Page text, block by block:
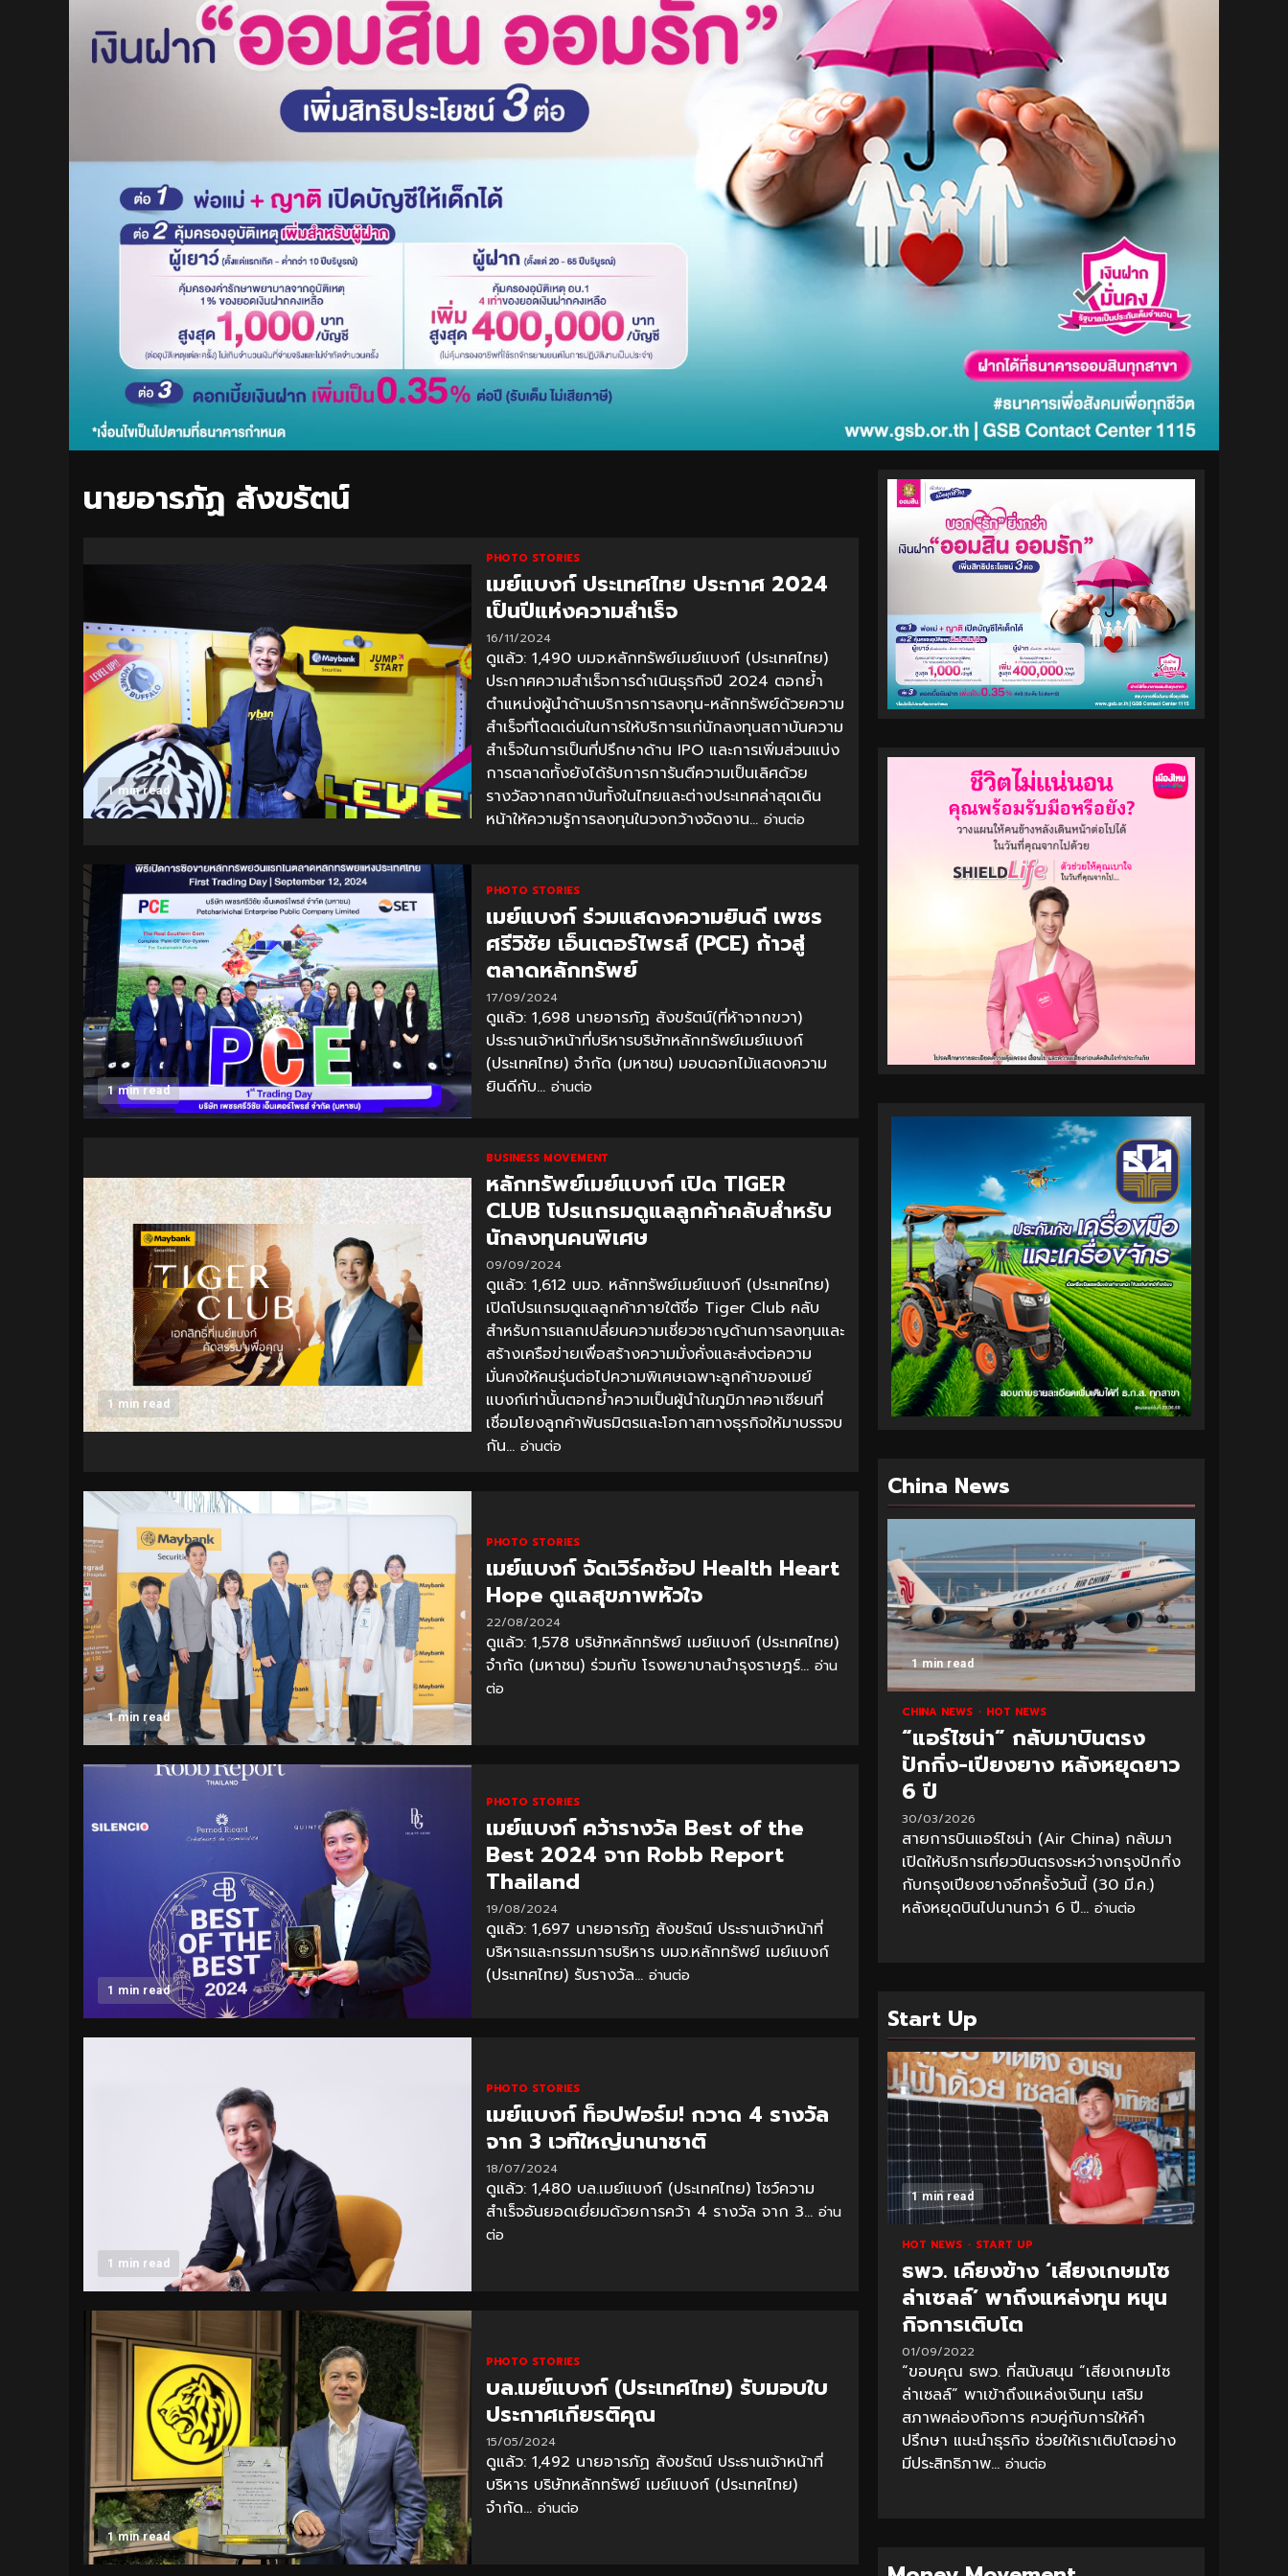
นายอารภัฏ สังขรัตน์
1 min read
PHOTO STORIES
เมย์แบงก์ ประเทศไทย ประกาศ 2024
เป็นปีแห่งความสำเร็จ
16/11/2024
ดูแล้ว: 1,490 บมจ.หลักทรัพย์เมย์แบงก์ (ประเทศไทย)
ประกาศความสำเร็จการดำเนินธุรกิจปี 2024 ตอกย้ำ
ตำแหน่งผู้นำด้านบริการการลงทุน-หลักทรัพย์ด้วยความ
สำเร็จที่โดดเด่นในการให้บริการแก่นักลงทุนสถาบันความ
สำเร็จในการเป็นที่ปรึกษาด้าน IPO และการเพิ่มส่วนแบ่ง
การตลาดทั้งยังได้รับการการันตีความเป็นเลิศด้วย
รางวัลจากสถาบันทั้งในไทยและต่างประเทศล่าสุดเดิน
หน้าให้ความรู้การลงทุนในวงกว้างจัดงาน... อ่านต่อ
1 min read
PHOTO STORIES
เมย์แบงก์ ร่วมแสดงความยินดี เพชร
ศรีวิชัย เอ็นเตอร์ไพรส์ (PCE) ก้าวสู่
ตลาดหลักทรัพย์
17/09/2024
ดูแล้ว: 1,698 นายอารภัฏ สังขรัตน์(ที่ห้าจากขวา)
ประธานเจ้าหน้าที่บริหารบริษัทหลักทรัพย์เมย์แบงก์
(ประเทศไทย) จำกัด (มหาชน) มอบดอกไม้แสดงความ
ยินดีกับ... อ่านต่อ
1 min read
BUSINESS MOVEMENT
หลักทรัพย์เมย์แบงก์ เปิด TIGER
CLUB โปรแกรมดูแลลูกค้าคลับสำหรับ
นักลงทุนคนพิเศษ
09/09/2024
ดูแล้ว: 1,612 บมจ. หลักทรัพย์เมย์แบงก์ (ประเทศไทย)
เปิดโปรแกรมดูแลลูกค้าภายใต้ชื่อ Tiger Club คลับ
สำหรับการแลกเปลี่ยนความเชี่ยวชาญด้านการลงทุนและ
สร้างเครือข่ายเพื่อสร้างความมั่งคั่งและส่งต่อความ
มั่นคงให้คนรุ่นต่อไปความพิเศษเฉพาะลูกค้าของเมย์
แบงก์เท่านั้นตอกย้ำความเป็นผู้นำในภูมิภาคอาเซียนที่
เชื่อมโยงลูกค้าพันธมิตรและโอกาสทางธุรกิจให้มาบรรจบ
กัน... อ่านต่อ
1 min read
PHOTO STORIES
เมย์แบงก์ จัดเวิร์คช้อป Health Heart
Hope ดูแลสุขภาพหัวใจ
22/08/2024
ดูแล้ว: 1,578 บริษัทหลักทรัพย์ เมย์แบงก์ (ประเทศไทย)
จํากัด (มหาชน) ร่วมกับ โรงพยาบาลบำรุงราษฎร์... อ่าน
ต่อ
1 min read
PHOTO STORIES
เมย์แบงก์ คว้ารางวัล Best of the
Best 2024 จาก Robb Report
Thailand
19/08/2024
ดูแล้ว: 1,697 นายอารภัฏ สังขรัตน์ ประธานเจ้าหน้าที่
บริหารและกรรมการบริหาร บมจ.หลักทรัพย์ เมย์แบงก์
(ประเทศไทย) รับรางวัล... อ่านต่อ
1 min read
PHOTO STORIES
เมย์แบงก์ ท็อปฟอร์ม! กวาด 4 รางวัล
จาก 3 เวทีใหญ่นานาชาติ
18/07/2024
ดูแล้ว: 1,480 บล.เมย์แบงก์ (ประเทศไทย) โชว์ความ
สำเร็จอันยอดเยี่ยมด้วยการคว้า 4 รางวัล จาก 3... อ่าน
ต่อ
1 min read
PHOTO STORIES
บล.เมย์แบงก์ (ประเทศไทย) รับมอบใบ
ประกาศเกียรติคุณ
15/05/2024
ดูแล้ว: 1,492 นายอารภัฏ สังขรัตน์ ประธานเจ้าหน้าที่
บริหาร บริษัทหลักทรัพย์ เมย์แบงก์ (ประเทศไทย)
จำกัด... อ่านต่อ
China News
1 min read
CHINA NEWS HOT NEWS
“แอร์ไชน่า” กลับมาบินตรง
ปักกิ่ง-เปียงยาง หลังหยุดยาว
6 ปี
30/03/2026
สายการบินแอร์ไชน่า (Air China) กลับมา
เปิดให้บริการเที่ยวบินตรงระหว่างกรุงปักกิ่ง
กับกรุงเปียงยางอีกครั้งวันนี้ (30 มี.ค.)
หลังหยุดบินไปนานกว่า 6 ปี... อ่านต่อ
Start Up
1 min read
HOT NEWS START UP
ธพว. เคียงข้าง ‘เสียงเกษมโซ
ล่าเซลล์’ พาถึงแหล่งทุน หนุน
กิจการเติบโต
01/09/2022
“ขอบคุณ ธพว. ที่สนับสนุน “เสียงเกษมโซ
ล่าเซลล์” พาเข้าถึงแหล่งเงินทุน เสริม
สภาพคล่องกิจการ ควบคู่กับการให้คำ
ปรึกษา แนะนำธุรกิจ ช่วยให้เราเติบโตอย่าง
มีประสิทธิภาพ... อ่านต่อ